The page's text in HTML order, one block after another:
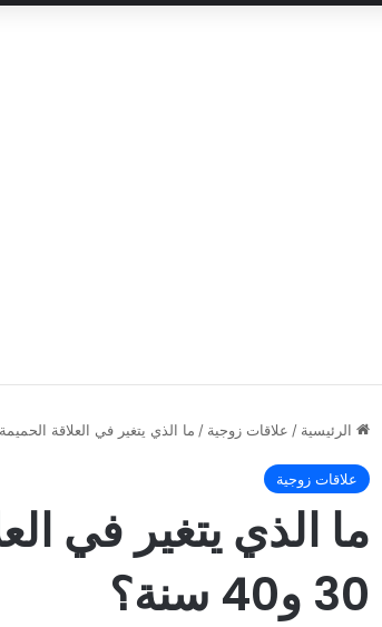
الرئيسية / علاقات زوجية / ما الذي يتغير في العلاقة الحميمة بين
علاقات زوجية
ما الذي يتغير في
30 و40 سنة؟